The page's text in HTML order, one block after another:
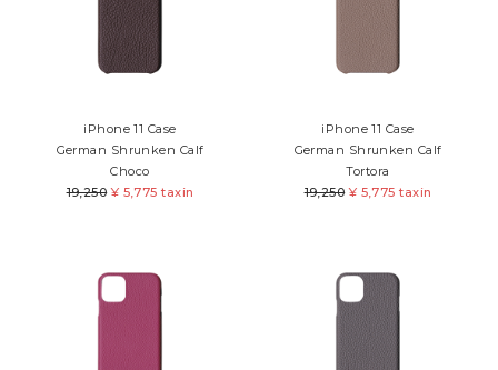
iPhone 11 Case
German Shrunken Calf
Choco
19,250 ¥ 5,775 taxin
iPhone 11 Case
German Shrunken Calf
Tortora
19,250 ¥ 5,775 taxin